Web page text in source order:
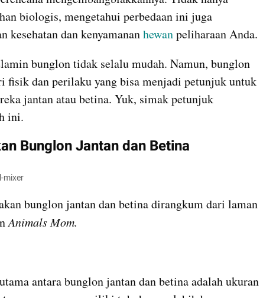
biologis, mengetahui perbedaan ini juga
kesehatan dan kenyamanan hewan peliharaan Anda.
bunglon tidak selalu mudah. Namun, bunglon
fisik dan perilaku yang bisa menjadi petunjuk untuk
jantan atau betina. Yuk, simak petunjuk
ini.
Bunglon Jantan dan Betina
mixer
Animals Mom.
antara bunglon jantan dan betina adalah ukuran